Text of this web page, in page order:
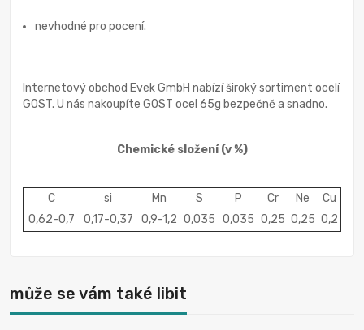
nevhodné pro pocení.
Internetový obchod Evek GmbH nabízí široký sortiment ocelí
GOST. U nás nakoupíte GOST ocel 65g bezpečně a snadno.
Chemické složení (v %)
C si Mn S P Cr Ne
Cu
0,62-0,7
0,17-0,37 0,9-1,2 0,035 0,035 0,25 0,25 0,2
může se vám také libit